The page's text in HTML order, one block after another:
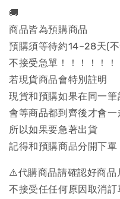
🚚
商品皆為預購商品
預購須等待約14~28天(不
不接受急單！！！！！！
若現貨商品會特別註明
現貨和預購如果在同一筆
會等商品都到齊後才會一
所以如果要急著出貨
記得和預購商品分開下單
⚠️代購商品請確認好商品
不接受任任何原因取消訂